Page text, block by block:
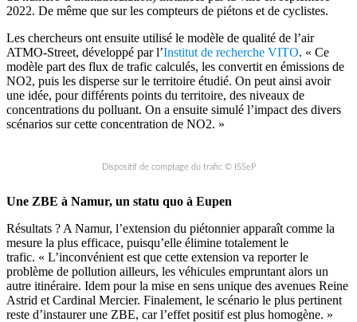
2022. De même que sur les compteurs de piétons et de cyclistes.
Les chercheurs ont ensuite utilisé le modèle de qualité de l’air
ATMO-Street, développé par l’Institut de recherche VITO. « Ce
modèle part des flux de trafic calculés, les convertit en émissions de
NO2, puis les disperse sur le territoire étudié. On peut ainsi avoir
une idée, pour différents points du territoire, des niveaux de
concentrations du polluant. On a ensuite simulé l’impact des divers
scénarios sur cette concentration de NO2. »
Dispositif de comptage du trafic © ISSeP
Une ZBE à Namur, un statu quo à Eupen
Résultats ? A Namur, l’extension du piétonnier apparaît comme la
mesure la plus efficace, puisqu’elle élimine totalement le
trafic. « L’inconvénient est que cette extension va reporter le
problème de pollution ailleurs, les véhicules empruntant alors un
autre itinéraire. Idem pour la mise en sens unique des avenues Reine
Astrid et Cardinal Mercier. Finalement, le scénario le plus pertinent
reste d’instaurer une ZBE, car l’effet positif est plus homogène. »